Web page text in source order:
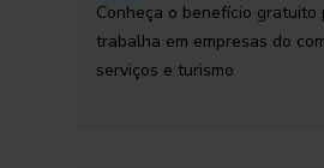
Conheça o benefício gratuito
trabalha em empresas do
serviços e turismo